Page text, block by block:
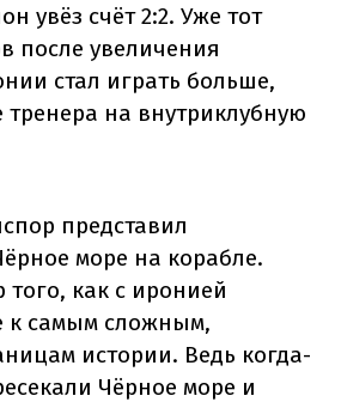
увёз счёт 2:2. Уже тот
после увеличения
стал играть больше,
тренера на внутриклубную
представил
море на корабле.
как с иронией
к самым сложным,
истории. Ведь когда-
Чёрное море и